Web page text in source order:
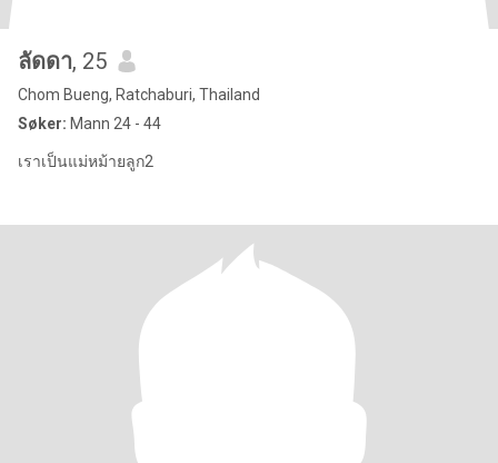
ลัดดา, 25
Chom Bueng, Ratchaburi, Thailand
Søker: Mann 24 - 44
เราเป็นแม่หม้ายลูก2